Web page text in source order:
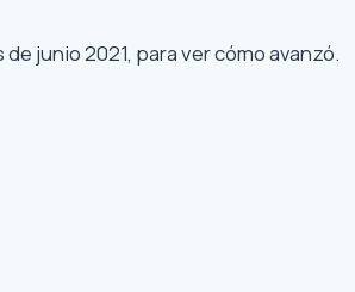
junio 2021, para ver cómo avanzó.